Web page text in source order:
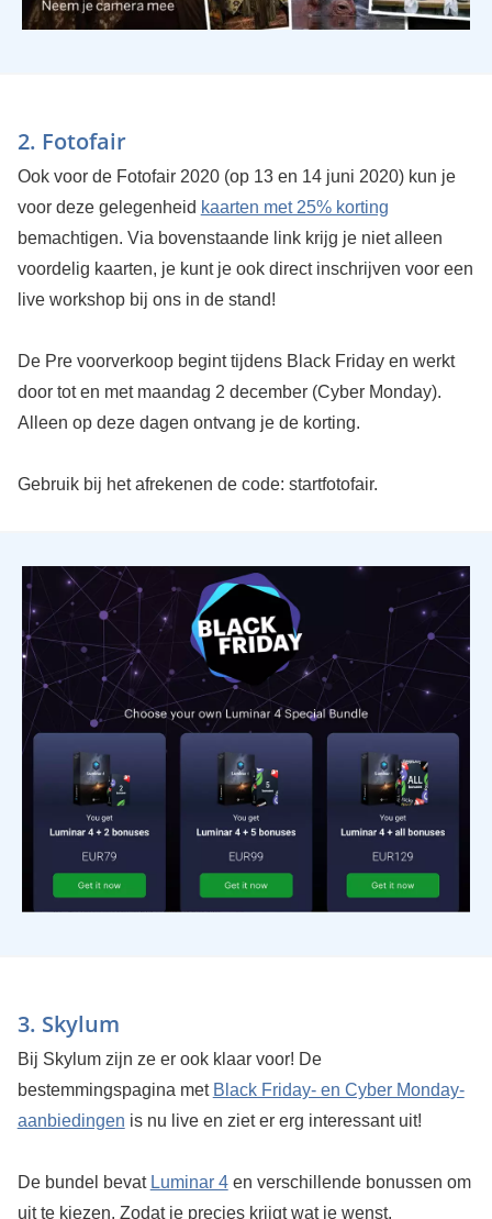
2. Fotofair
Ook voor de Fotofair 2020 (op 13 en 14 juni 2020) kun je
voor deze gelegenheid kaarten met 25% korting
bemachtigen. Via bovenstaande link krijg je niet alleen
voordelig kaarten, je kunt je ook direct inschrijven voor een
live workshop bij ons in de stand!
De Pre voorverkoop begint tijdens Black Friday en werkt
door tot en met maandag 2 december (Cyber Monday).
Alleen op deze dagen ontvang je de korting.
Gebruik bij het afrekenen de code: startfotofair.
3. Skylum
Bij Skylum zijn ze er ook klaar voor! De
bestemmingspagina met Black Friday- en Cyber Monday-
aanbiedingen is nu live en ziet er erg interessant uit!
De bundel bevat Luminar 4en verschillende bonussen om
uit te kiezen. Zodat je precies krijgt wat je wenst.